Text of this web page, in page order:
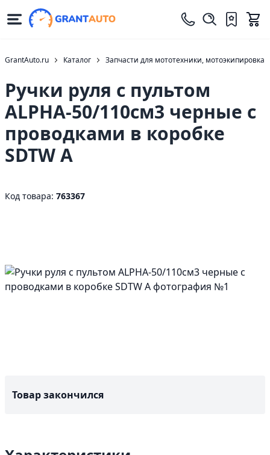
GrantAuto.ru Каталог Запчасти для мототехники, мотоэкипировка
Ручки руля с пультом
ALPHA-50/110см3 черные с
проводками в коробке
SDTW A
Код товара: 763367
Товар закончился